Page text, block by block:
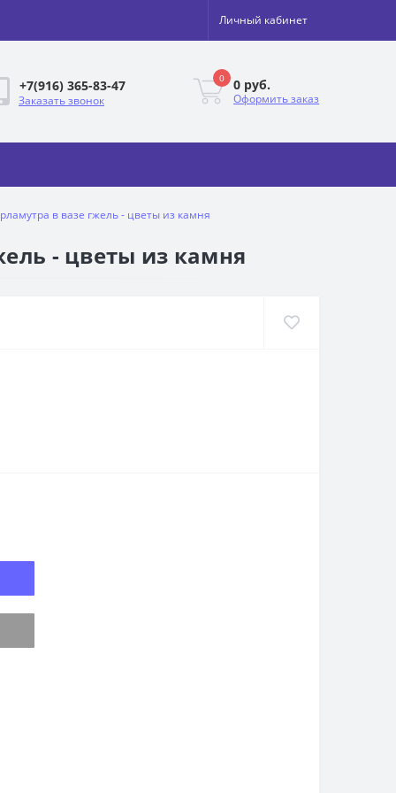
Личный кабинет
+7(916) 365-83-47
Заказать звонок
0 0 руб.
Оформить заказ
в вазе гжель - цветы из камня
- цветы из камня